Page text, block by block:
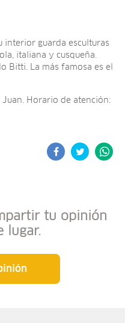
interior guarda esculturas
italiana y cusqueña.
Bitti. La más famosa es el
Juan. Horario de atención:
tu opinión
lugar.